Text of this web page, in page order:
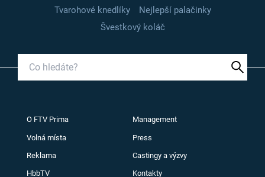
Tvarohové knedlíky
Nejlepší palačinky
Švestkový koláč
O FTV Prima Management
Volná místa Press
Reklama Castingy a výzvy
HbbTV Kontakty